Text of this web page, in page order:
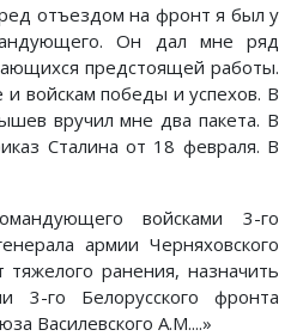
отъездом на фронт я был у
Он дал мне ряд
предстоящей работы.
войскам победы и успехов. В
вручил мне два пакета. В
Сталина от 18 февраля. В
войсками 3-го
армии Черняховского
ранения, назначить
3-го Белорусского фронта
Василевского A.M....»